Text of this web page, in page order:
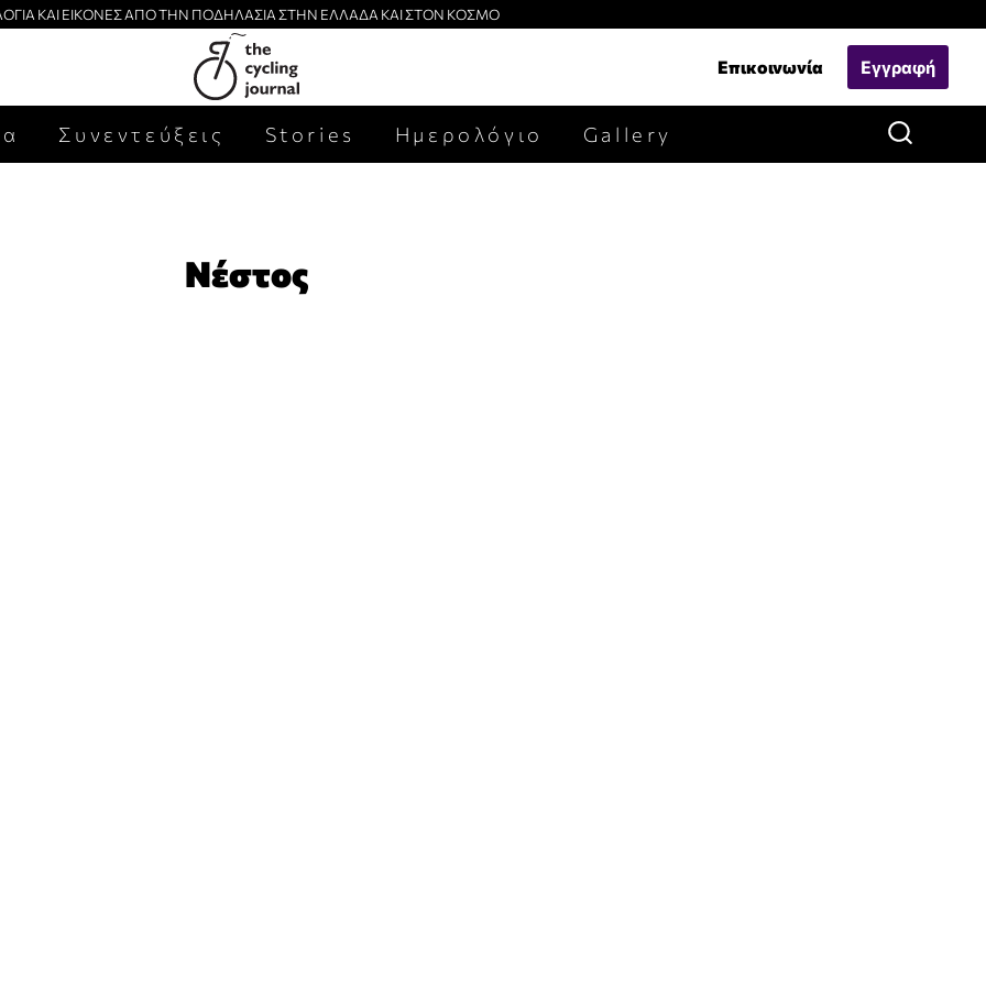
ΚΑΙ ΕΙΚΟΝΕΣ ΑΠΟ ΤΗΝ ΠΟΔΗΛΑΣΙΑ ΣΤΗΝ ΕΛΛΑΔΑ ΚΑΙ ΣΤΟΝ ΚΟΣΜΟ
Επικοινωνία Εγγραφή
Συνεντεύξεις Stories Ημερολόγιο Gallery
Νέστος